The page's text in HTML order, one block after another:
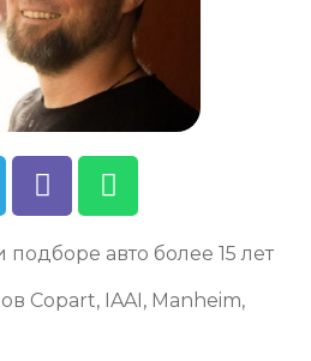
авто более 15 лет
Copart, IAAI, Manheim,